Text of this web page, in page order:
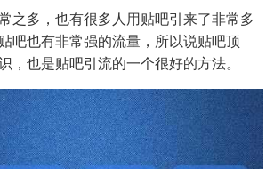
多，也有很多人用贴吧引来了非常多
吧也有非常强的流量，所以说贴吧顶
，也是贴吧引流的一个很好的方法。